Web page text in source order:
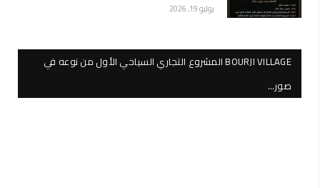
يوليو 19, 2026
BOURJI VILLAGE المشروع التجاري السياحي الأول من نوعه في
صور…